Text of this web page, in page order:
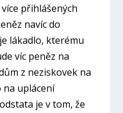
přihlášených
navíc do
lákadlo, kterému
víc peněz na
z neziskovek na
na uplácení
je v tom, že